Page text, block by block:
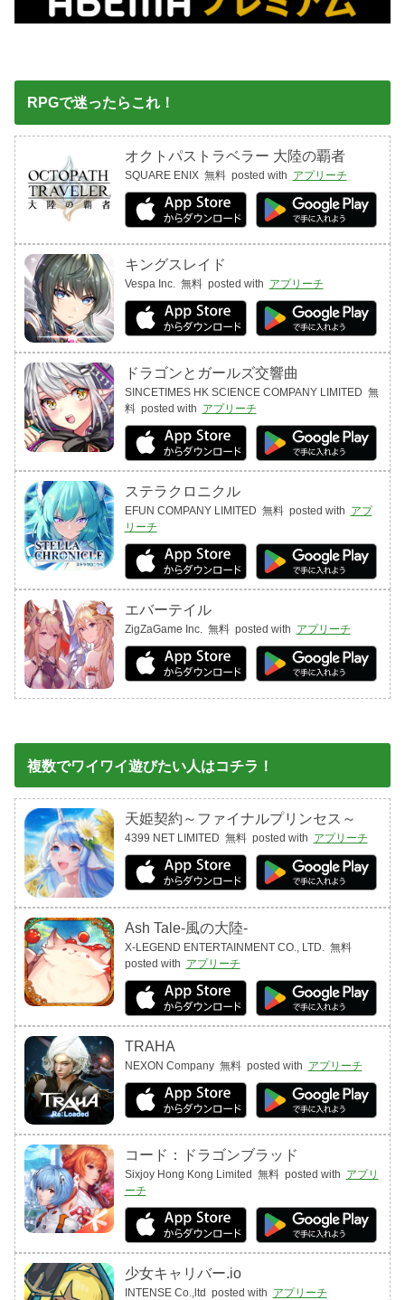
RPGで迷ったらこれ！
オクトパストラベラー 大陸の覇者
SQUARE ENIX 無料 posted with アプリーチ
キングスレイド
Vespa Inc. 無料 posted with アプリーチ
ドラゴンとガールズ交響曲
SINCETIMES HK SCIENCE COMPANY LIMITED 無
料 posted with アプリーチ
ステラクロニクル
EFUN COMPANY LIMITED 無料 posted with アプ
リーチ
エバーテイル
ZigZaGame Inc. 無料 posted with アプリーチ
複数でワイワイ遊びたい人はコチラ！
天姫契約～ファイナルプリンセス～
4399 NET LIMITED 無料 posted with アプリーチ
Ash Tale-風の大陸-
X-LEGEND ENTERTAINMENT CO., LTD.
無料
posted with アプリーチ
TRAHA
NEXON Company 無料 posted with アプリーチ
コード：ドラゴンブラッド
Sixjoy Hong Kong Limited 無料 posted with アプリ
ーチ
少女キャリバー.io
INTENSE Co.,ltd posted with アプリーチ